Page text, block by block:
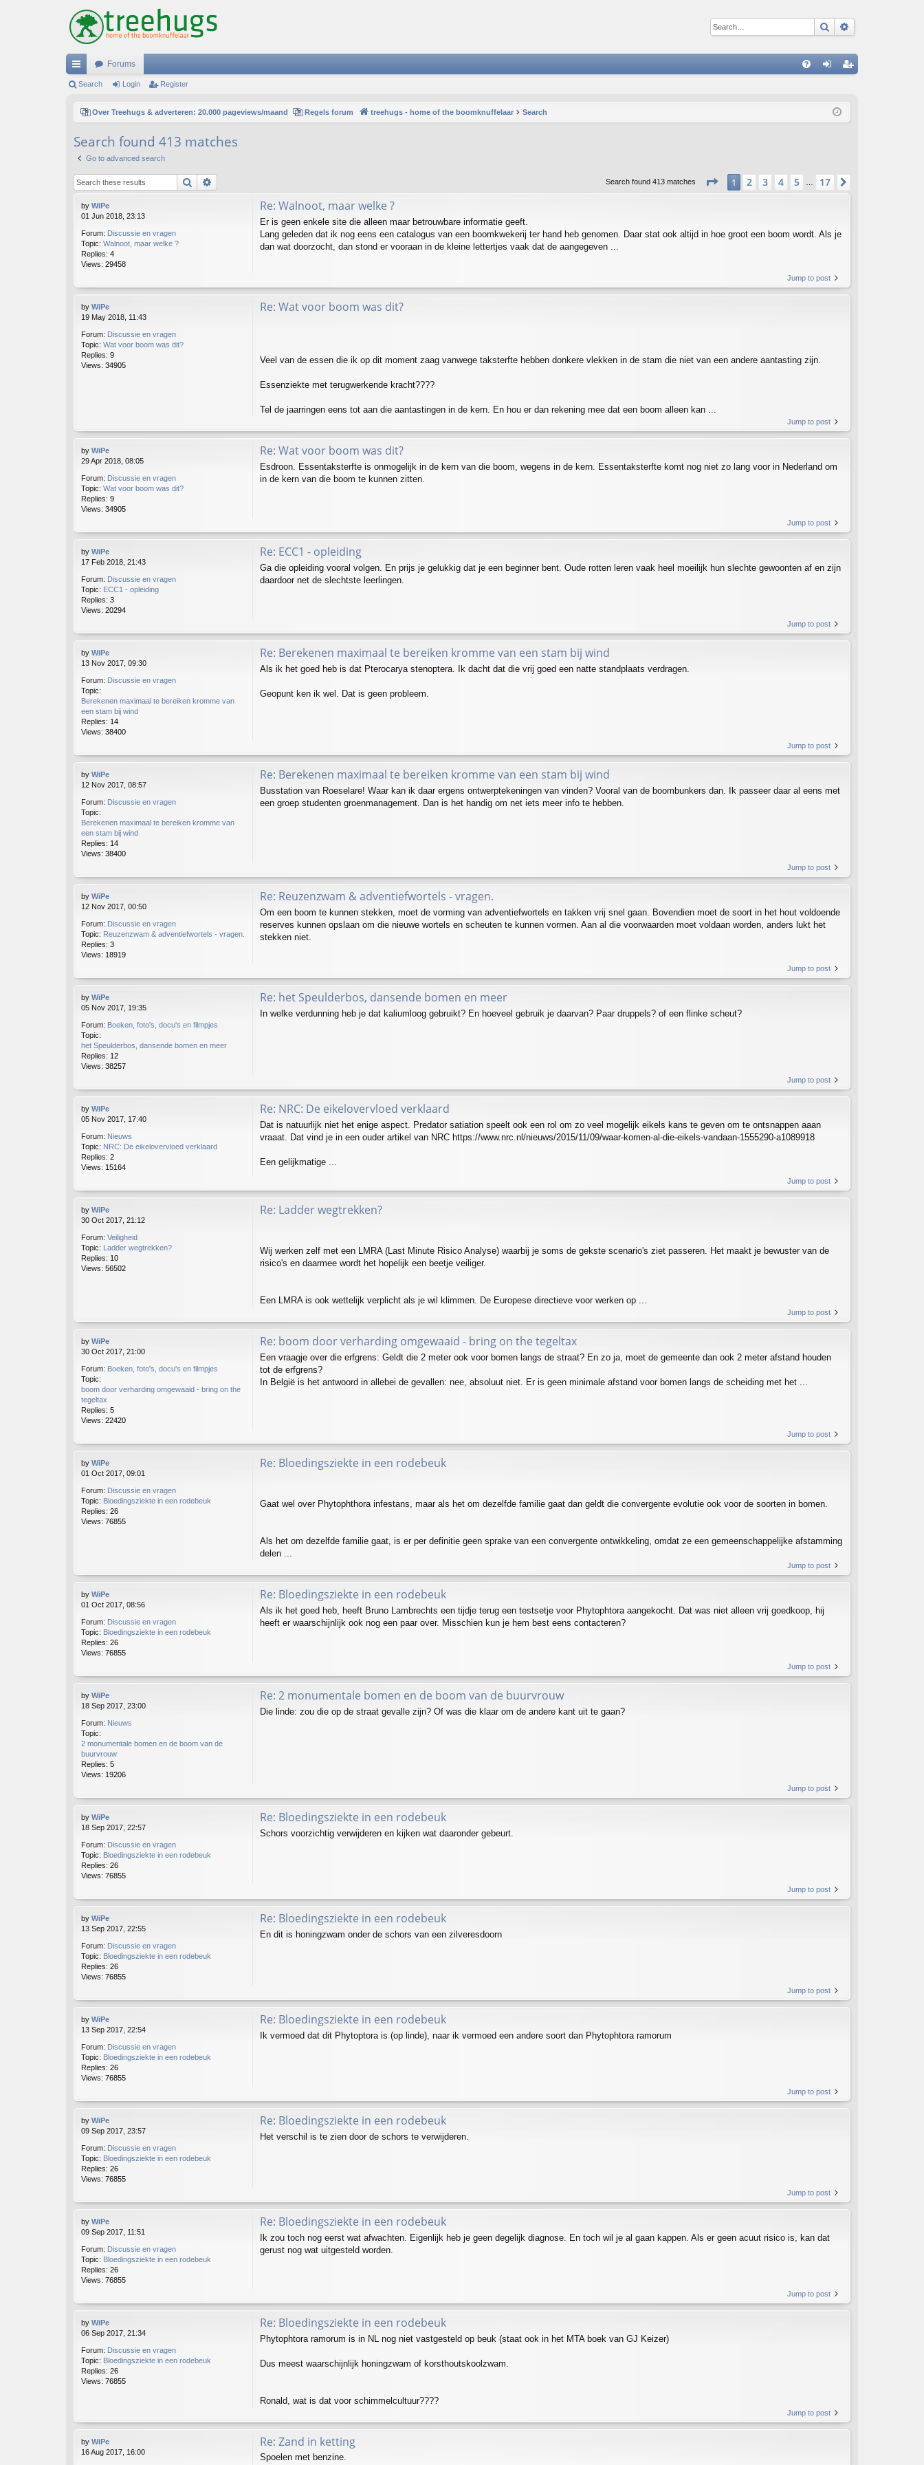
Search
ui
ks
Forums
ist
Search Login Register
Over Treehugs & adverteren: 20.000 pageviews/maand Regels forum treehugs - home of the boomknuffelaar Search
Search found 413 matches
Go to advanced search
Search Search found 413 matches Page 1of17
1 2 3 4 5 … 17
by WiPe
01 Jun 2018, 23:13
Forum: Discussie en vragen
Topic: Walnoot, maar welke ?
Replies: 4
Views: 29458
Re: Walnoot, maar welke ?
Er is geen enkele site die alleen maar betrouwbare informatie geeft.
Lang geleden dat ik nog eens een catalogus van een boomkwekerij ter hand heb genomen. Daar stat ook altijd in hoe groot een boom wordt. Als je
dan wat doorzocht, dan stond er vooraan in de kleine lettertjes vaak dat de aangegeven ...
Jump to post
by WiPe
19 May 2018, 11:43
Forum: Discussie en vragen
Topic: Wat voor boom was dit?
Replies: 9
Views: 34905
Re: Wat voor boom was dit?
Veel van de essen die ik op dit moment zaag vanwege taksterfte hebben donkere vlekken in de stam die niet van een andere aantasting zijn.
Essenziekte met terugwerkende kracht????
Tel de jaarringen eens tot aan die aantastingen in de kern. En hou er dan rekening mee dat een boom alleen kan ...
Jump to post
by WiPe
29 Apr 2018, 08:05
Forum: Discussie en vragen
Topic: Wat voor boom was dit?
Replies: 9
Views: 34905
Re: Wat voor boom was dit?
Esdroon. Essentaksterfte is onmogelijk in de kern van die boom, wegens in de kern. Essentaksterfte komt nog niet zo lang voor in Nederland om
in de kern van die boom te kunnen zitten.
Jump to post
by WiPe
17 Feb 2018, 21:43
Forum: Discussie en vragen
Topic: ECC1 - opleiding
Replies: 3
Views: 20294
Re: ECC1 - opleiding
Ga die opleiding vooral volgen. En prijs je gelukkig dat je een beginner bent. Oude rotten leren vaak heel moeilijk hun slechte gewoonten af en zijn
daardoor net de slechtste leerlingen.
Jump to post
by WiPe
13 Nov 2017, 09:30
Forum: Discussie en vragen
Topic:
Berekenen maximaal te bereiken kromme van
een stam bij wind
Replies: 14
Views: 38400
Re: Berekenen maximaal te bereiken kromme van een stam bij wind
Als ik het goed heb is dat Pterocarya stenoptera. Ik dacht dat die vrij goed een natte standplaats verdragen.
Geopunt ken ik wel. Dat is geen probleem.
Jump to post
by WiPe
12 Nov 2017, 08:57
Forum: Discussie en vragen
Topic:
Berekenen maximaal te bereiken kromme van
een stam bij wind
Replies: 14
Views: 38400
Re: Berekenen maximaal te bereiken kromme van een stam bij wind
Busstation van Roeselare! Waar kan ik daar ergens ontwerptekeningen van vinden? Vooral van de boombunkers dan. Ik passeer daar al eens met
een groep studenten groenmanagement. Dan is het handig om net iets meer info te hebben.
Jump to post
by WiPe
12 Nov 2017, 00:50
Forum: Discussie en vragen
Topic: Reuzenzwam & adventiefwortels - vragen.
Replies: 3
Views: 18919
Re: Reuzenzwam & adventiefwortels - vragen.
Om een boom te kunnen stekken, moet de vorming van adventiefwortels en takken vrij snel gaan. Bovendien moet de soort in het hout voldoende
reserves kunnen opslaan om die nieuwe wortels en scheuten te kunnen vormen. Aan al die voorwaarden moet voldaan worden, anders lukt het
stekken niet.
Jump to post
by WiPe
05 Nov 2017, 19:35
Forum: Boeken, foto's, docu's en filmpjes
Topic:
het Speulderbos, dansende bomen en meer
Replies: 12
Views: 38257
Re: het Speulderbos, dansende bomen en meer
In welke verdunning heb je dat kaliumloog gebruikt? En hoeveel gebruik je daarvan? Paar druppels? of een flinke scheut?
Jump to post
by WiPe
05 Nov 2017, 17:40
Forum: Nieuws
Topic: NRC: De eikelovervloed verklaard
Replies: 2
Views: 15164
Re: NRC: De eikelovervloed verklaard
Dat is natuurlijk niet het enige aspect. Predator satiation speelt ook een rol om zo veel mogelijk eikels kans te geven om te ontsnappen aaan
vraaat. Dat vind je in een ouder artikel van NRC https://www.nrc.nl/nieuws/2015/11/09/waar-komen-al-die-eikels-vandaan-1555290-a1089918
Een gelijkmatige ...
Jump to post
by WiPe
30 Oct 2017, 21:12
Forum: Veiligheid
Topic:
Ladder wegtrekken?
Replies: 10
Views: 56502
Re: Ladder wegtrekken?
Wij werken zelf met een LMRA (Last Minute Risico Analyse) waarbij je soms de gekste scenario's ziet passeren. Het maakt je bewuster van de
risico's en daarmee wordt het hopelijk een beetje veiliger.
Een LMRA is ook wettelijk verplicht als je wil klimmen. De Europese directieve voor werken op ...
Jump to post
by WiPe
30 Oct 2017, 21:00
Forum: Boeken, foto's, docu's en filmpjes
Topic:
boom door verharding omgewaaid - bring on the
tegeltax
Replies: 5
Views: 22420
Re: boom door verharding omgewaaid - bring on the tegeltax
Een vraagje over die erfgrens: Geldt die 2 meter ook voor bomen langs de straat? En zo ja, moet de gemeente dan ook 2 meter afstand houden
tot de erfgrens?
In België is het antwoord in allebei de gevallen: nee, absoluut niet. Er is geen minimale afstand voor bomen langs de scheiding met het ...
Jump to post
by WiPe
01 Oct 2017, 09:01
Forum: Discussie en vragen
Topic: Bloedingsziekte in een rodebeuk
Replies: 26
Views: 76855
Re: Bloedingsziekte in een rodebeuk
Gaat wel over Phytophthora infestans, maar als het om dezelfde familie gaat dan geldt die convergente evolutie ook voor de soorten in bomen.
Als het om dezelfde familie gaat, is er per definitie geen sprake van een convergente ontwikkeling, omdat ze een gemeenschappelijke afstamming
delen ...
Jump to post
by WiPe
01 Oct 2017, 08:56
Forum: Discussie en vragen
Topic: Bloedingsziekte in een rodebeuk
Replies: 26
Views: 76855
Re: Bloedingsziekte in een rodebeuk
Als ik het goed heb, heeft Bruno Lambrechts een tijdje terug een testsetje voor Phytophtora aangekocht. Dat was niet alleen vrij goedkoop, hij
heeft er waarschijnlijk ook nog een paar over. Misschien kun je hem best eens contacteren?
Jump to post
by WiPe
18 Sep 2017, 23:00
Forum: Nieuws
Topic:
2 monumentale bomen en de boom van de
buurvrouw
Replies: 5
Views: 19206
Re: 2 monumentale bomen en de boom van de buurvrouw
Die linde: zou die op de straat gevalle zijn? Of was die klaar om de andere kant uit te gaan?
Jump to post
by WiPe
18 Sep 2017, 22:57
Forum: Discussie en vragen
Topic: Bloedingsziekte in een rodebeuk
Replies: 26
Views: 76855
Re: Bloedingsziekte in een rodebeuk
Schors voorzichtig verwijderen en kijken wat daaronder gebeurt.
Jump to post
by WiPe
13 Sep 2017, 22:55
Forum: Discussie en vragen
Topic: Bloedingsziekte in een rodebeuk
Replies: 26
Views: 76855
Re: Bloedingsziekte in een rodebeuk
En dit is honingzwam onder de schors van een zilveresdoorn
Jump to post
by WiPe
13 Sep 2017, 22:54
Forum: Discussie en vragen
Topic: Bloedingsziekte in een rodebeuk
Replies: 26
Views: 76855
Re: Bloedingsziekte in een rodebeuk
Ik vermoed dat dit Phytoptora is (op linde), naar ik vermoed een andere soort dan Phytophtora ramorum
Jump to post
by WiPe
09 Sep 2017, 23:57
Forum: Discussie en vragen
Topic: Bloedingsziekte in een rodebeuk
Replies: 26
Views: 76855
Re: Bloedingsziekte in een rodebeuk
Het verschil is te zien door de schors te verwijderen.
Jump to post
by WiPe
09 Sep 2017, 11:51
Forum: Discussie en vragen
Topic: Bloedingsziekte in een rodebeuk
Replies: 26
Views: 76855
Re: Bloedingsziekte in een rodebeuk
Ik zou toch nog eerst wat afwachten. Eigenlijk heb je geen degelijk diagnose. En toch wil je al gaan kappen. Als er geen acuut risico is, kan dat
gerust nog wat uitgesteld worden.
Jump to post
by WiPe
06 Sep 2017, 21:34
Forum: Discussie en vragen
Topic: Bloedingsziekte in een rodebeuk
Replies: 26
Views: 76855
Re: Bloedingsziekte in een rodebeuk
Phytophtora ramorum is in NL nog niet vastgesteld op beuk (staat ook in het MTA boek van GJ Keizer)
Dus meest waarschijnlijk honingzwam of korsthoutskoolzwam.
Ronald, wat is dat voor schimmelcultuur????
Jump to post
by WiPe
16 Aug 2017, 16:00
Re: Zand in ketting
Spoelen met benzine.